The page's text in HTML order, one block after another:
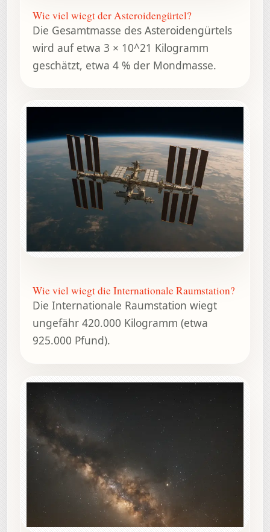
Wie viel wiegt der Asteroidengürtel?
Die Gesamtmasse des Asteroidengürtels
wird auf etwa 3 × 10^21 Kilogramm
geschätzt, etwa 4 % der Mondmasse.
Wie viel wiegt die Internationale Raumstation?
Die Internationale Raumstation wiegt
ungefähr 420.000 Kilogramm (etwa
925.000 Pfund).